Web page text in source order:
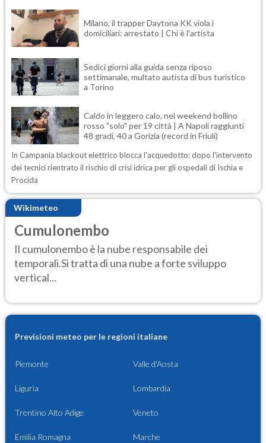
Milano, il trapper Daytona KK viola i
domiciliari: arrestato | Chi è l'artista
Sedici giorni alla guida senza riposo
settimanale, multato autista di bus turistico
a Torino
Caldo in leggero calo, nel weekend bollino
rosso "solo" per 19 città | A Napoli raggiunti
48 gradi, 40 a Gorizia (record in Friuli)
In Campania blackout elettrico blocca l'acquedotto: dopo l'intervento
dei tecnici rientrato il rischio di crisi idrica per gli ospedali di Ischia e
Procida
Wikimeteo
Cumulonembo
Il cumulonembo è la nube responsabile dei
temporali.Si tratta di una nube a forte sviluppo
vertical...
Previsioni meteo per le regioni italiane
Piemonte Valle d'Aosta
Liguria Lombardia
Trentino Alto Adige Veneto
Emilia Romagna Marche